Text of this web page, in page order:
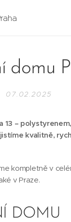
domu
07.02.2025
13 –
kvalitně,
kompletně v
v Praze.
DOMU